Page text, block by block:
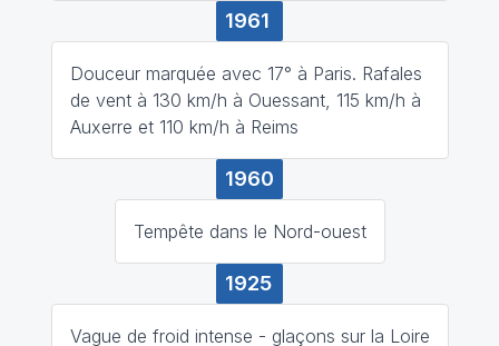
1961
Douceur marquée avec 17° à Paris. Rafales
de vent à 130 km/h à Ouessant, 115 km/h à
Auxerre et 110 km/h à Reims
1960
Tempête dans le Nord-ouest
1925
Vague de froid intense - glaçons sur la Loire